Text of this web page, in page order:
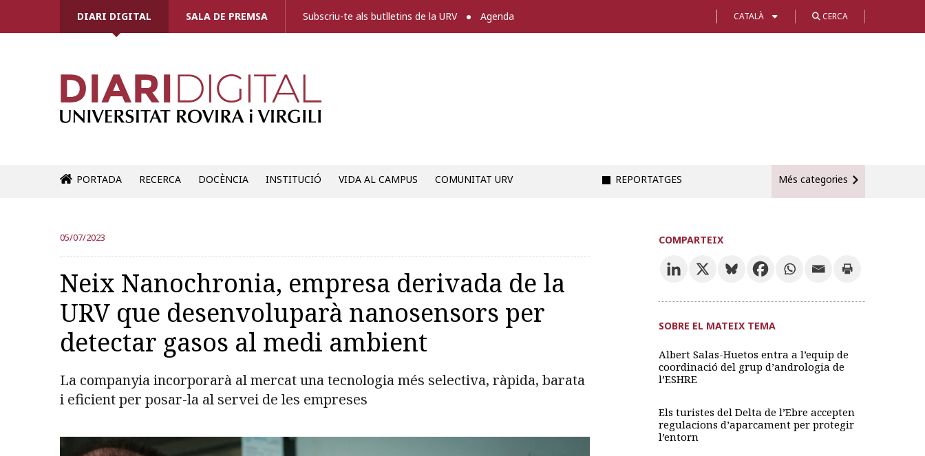
DIARI DIGITAL SALA DE PREMSA Subscriu-te als butlletins de la URV Agenda CATALÀ CERCA
PORTADA RECERCA DOCÈNCIA INSTITUCIÓ VIDA AL CAMPUS COMUNITAT URV REPORTATGES Més categories
05/07/2023
Neix Nanochronia, empresa derivada de la
URV que desenvoluparà nanosensors per
detectar gasos al medi ambient
La companyia incorporarà al mercat una tecnologia més selectiva, ràpida, barata
i eficient per posar-la al servei de les empreses
COMPARTEIX
SOBRE EL MATEIX TEMA
Albert Salas-Huetos entra a l’equip de
coordinació del grup d’andrologia de
l’ESHRE
Els turistes del Delta de l’Ebre accepten
regulacions d’aparcament per protegir
l’entorn